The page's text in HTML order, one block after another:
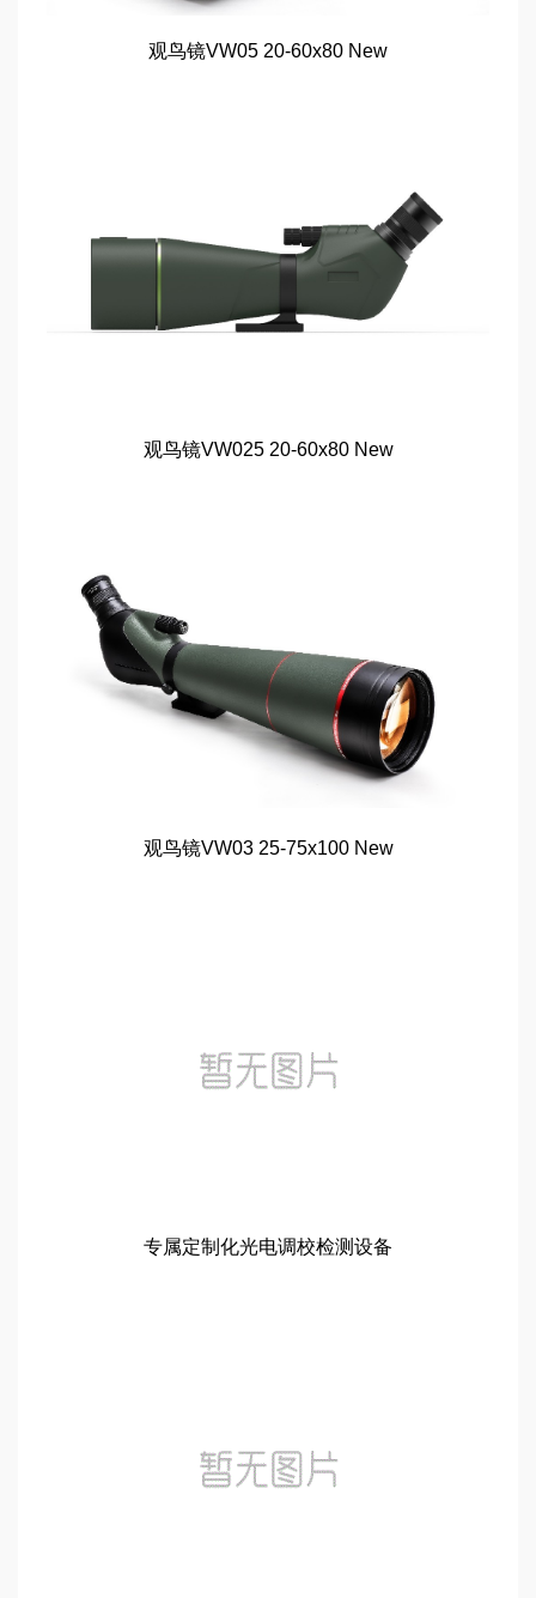
观鸟镜VW05 20-60x80 New
观鸟镜VW025 20-60x80 New
观鸟镜VW03 25-75x100 New
专属定制化光电调校检测设备